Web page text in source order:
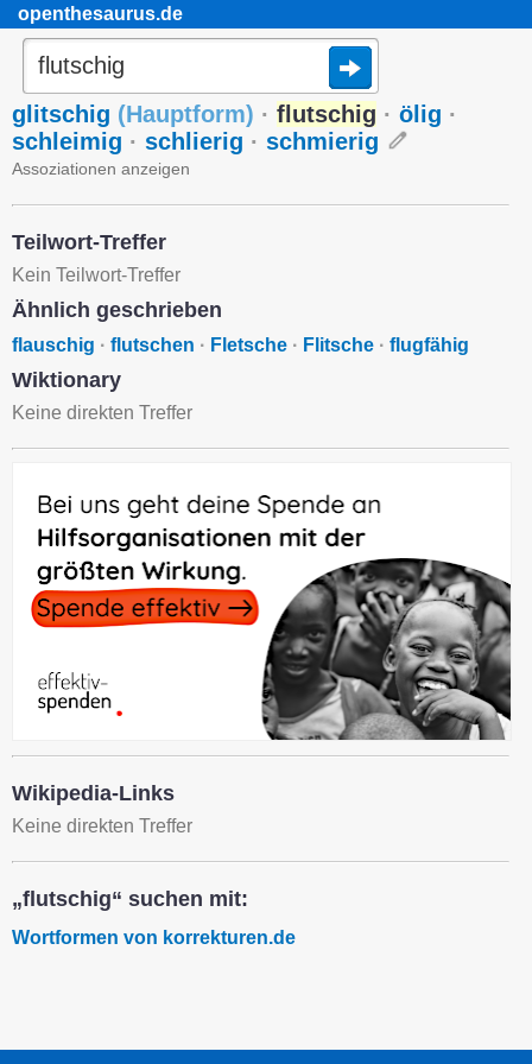
openthesaurus.de
glitschig (Hauptform) · flutschig · ölig ·
schleimig · schlierig · schmierig
Assoziationen anzeigen
Teilwort-Treffer
Kein Teilwort-Treffer
Ähnlich geschrieben
flauschig · flutschen · Fletsche · Flitsche · flugfähig
Wiktionary
Keine direkten Treffer
Wikipedia-Links
Keine direkten Treffer
„flutschig“ suchen mit:
Wortformen von korrekturen.de